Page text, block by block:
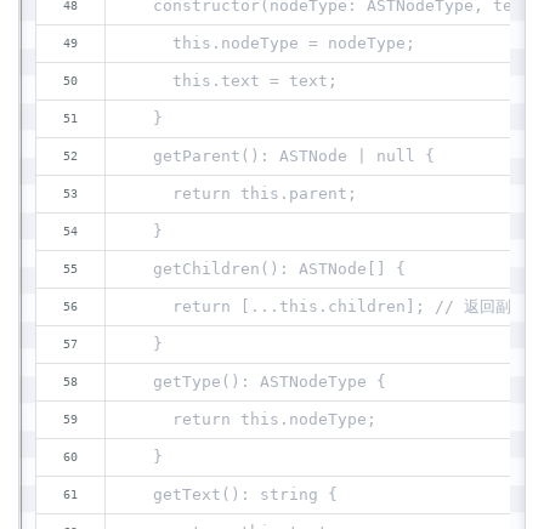
constructor(nodeType: ASTNodeType,
    this.nodeType = nodeType;
    this.text = text;
  }
  getParent(): ASTNode | null {
    return this.parent;
  }
  getChildren(): ASTNode[] {
    return [...this.children]; // 返回副本
  }
  getType(): ASTNodeType {
    return this.nodeType;
  }
  getText(): string {